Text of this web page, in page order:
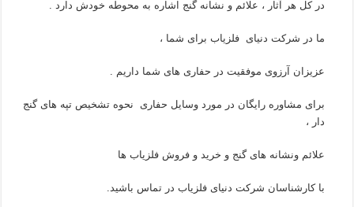
در کل هر آثار ، علائم و نشانه گنج اشاره به محوطه خودش دارد .
ما در شرکت دنیای فلزیاب برای شما ،
عزیزان آرزوی موفقیت در حفاری های شما داریم .
برای مشاوره رایگان در مورد وسایل حفاری نحوه تشخیص تپه های گنج
دار ،
علائم ونشانه های گنج و خرید و فروش فلزیاب ها
با کارشناسان شرکت دنیای فلزیاب در تماس باشید.